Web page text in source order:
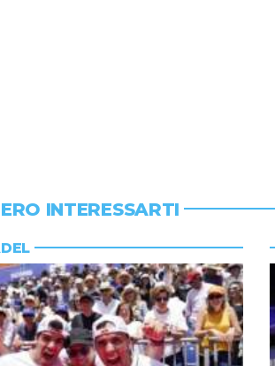
INTERESSARTI